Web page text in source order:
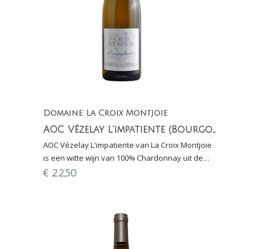
Domaine La Croix Montjoie
AOC Vézelay L'impatiente (Bourgogne, Chardonnay)
AOC Vézelay L'impatiente van La Croix Montjoie
is een witte wijn van 100% Chardonnay uit de
Bourgogne en doet sterk denken aan Chablis
€ 22,50